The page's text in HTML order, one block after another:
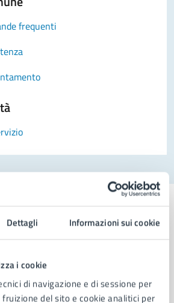
Dettagli Informazioni sui cookie
i cookie
di navigazione e di sessione per
del sito e cookie analitici per
frequenti